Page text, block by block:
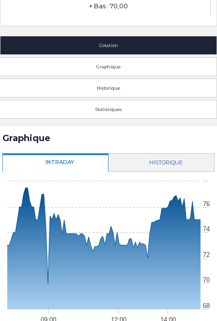
+ Bas : 70,00
Cotation
Graphique
Historique
Statistiques
Graphique
INTRADAY HISTORIQUE
68
70
72
74
76